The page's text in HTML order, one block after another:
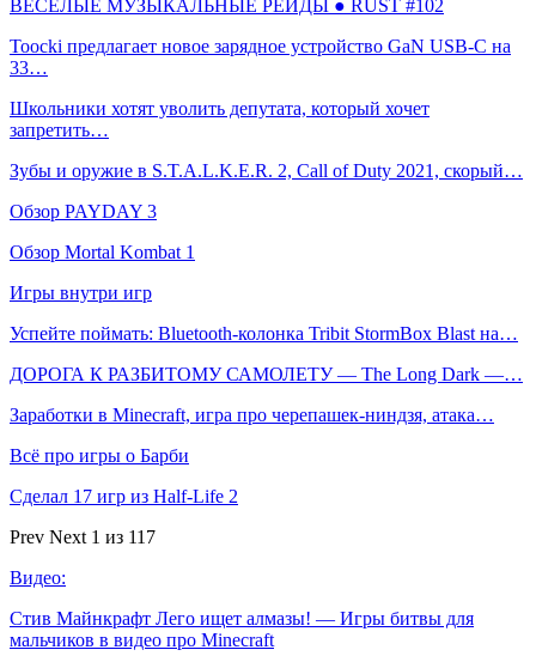
ВЕСЕЛЫЕ МУЗЫКАЛЬНЫЕ РЕЙДЫ ● RUST #102
Toocki предлагает новое зарядное устройство GaN USB-C на
33…
Школьники хотят уволить депутата, который хочет
запретить…
Зубы и оружие в S.T.A.L.K.E.R. 2, Call of Duty 2021, скорый…
Обзор PAYDAY 3
Обзор Mortal Kombat 1
Игры внутри игр
Успейте поймать: Bluetooth-колонка Tribit StormBox Blast на…
ДОРОГА К РАЗБИТОМУ САМОЛЕТУ — The Long Dark —…
Заработки в Minecraft, игра про черепашек-ниндзя, атака…
Всё про игры о Барби
Сделал 17 игр из Half-Life 2
Prev Next 1 из 117
Видео:
Стив Майнкрафт Лего ищет алмазы! — Игры битвы для
мальчиков в видео про Minecraft